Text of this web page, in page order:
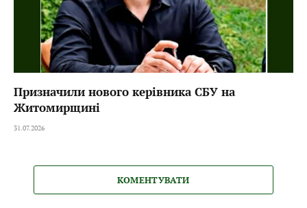
Призначили нового керівника СБУ на
Житомирщині
31.07.2026
КОМЕНТУВАТИ